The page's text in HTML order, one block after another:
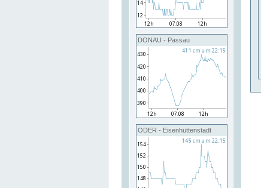
DONAU - Passau
ODER - Eisenhüttenstadt